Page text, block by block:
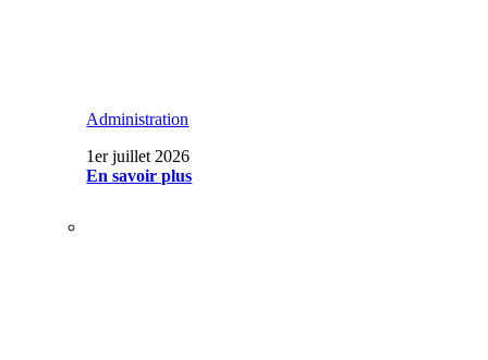
Administration
1er juillet 2026
En savoir plus